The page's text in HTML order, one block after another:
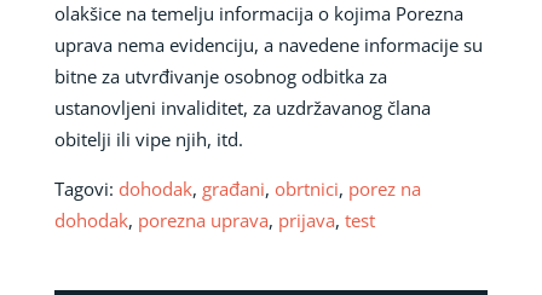
olakšice na temelju informacija o kojima Porezna
uprava nema evidenciju, a navedene informacije su
bitne za utvrđivanje osobnog odbitka za
ustanovljeni invaliditet, za uzdržavanog člana
obitelji ili vipe njih, itd.
Tagovi: dohodak, građani, obrtnici, porez na
dohodak, porezna uprava, prijava, test